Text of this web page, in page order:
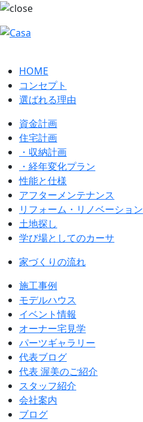
HOME
コンセプト
選ばれる理由
資金計画
住宅計画
・収納計画
・経年変化プラン
性能と仕様
アフターメンテナンス
リフォーム・リノベーション
土地探し
学び場としてのカーサ
家づくりの流れ
施工事例
モデルハウス
イベント情報
オーナー宅見学
パーツギャラリー
代表ブログ
代表 渥美のご紹介
スタッフ紹介
会社案内
ブログ